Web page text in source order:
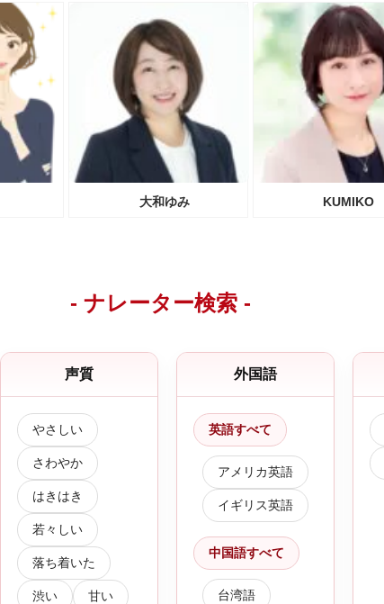
大和ゆみ KUMIKO
- ナレーター検索 -
声質
やさしい
さわやか
はきはき
若々しい
落ち着いた
渋い 甘い
外国語
英語すべて
アメリカ英語
イギリス英語
中国語すべて
台湾語